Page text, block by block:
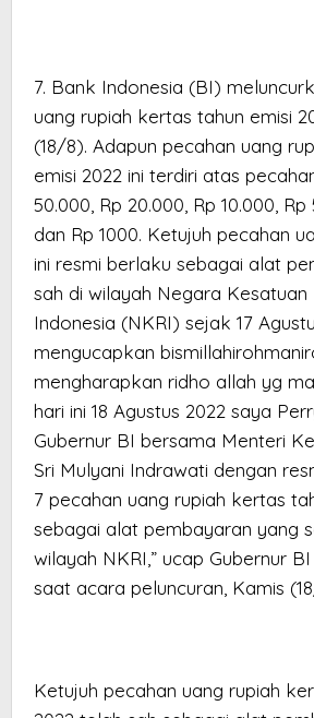
7. Bank Indonesia (BI)
uang rupiah kertas tahun emisi
(18/8). Adapun pecahan uang
emisi 2022 ini terdiri atas
50.000, Rp 20.000, Rp 10.000, Rp
dan Rp 1000. Ketujuh pecahan
ini resmi berlaku sebagai alat
sah di wilayah Negara Kesatuan
Indonesia (NKRI) sejak 17
mengucapkan
mengharapkan ridho allah yg
hari ini 18 Agustus 2022 saya
Gubernur BI bersama Menteri
Sri Mulyani Indrawati dengan
7 pecahan uang rupiah kertas
sebagai alat pembayaran yang
wilayah NKRI,” ucap Gubernur
saat acara peluncuran, Kamis
Ketujuh pecahan uang rupiah